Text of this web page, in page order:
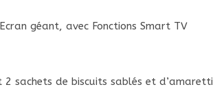
géant, avec Fonctions Smart TV
sachets de biscuits sablés et d’amaretti